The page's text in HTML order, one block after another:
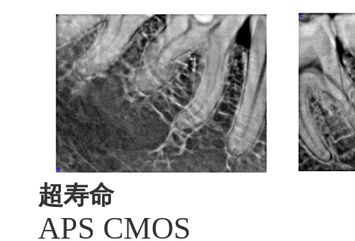
超寿命
APS CMOS